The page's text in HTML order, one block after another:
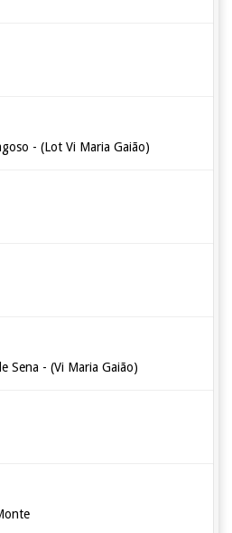
- (Lot Vi Maria Gaião)
Sena - (Vi Maria Gaião)